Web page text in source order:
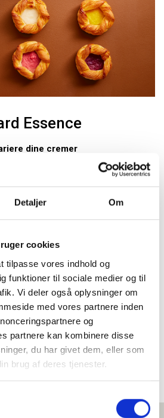
Detaljer Om
cookies
tilpasse vores indhold og
funktioner til sociale medier og til
Vi deler også oplysninger om
med vores partnere inden
og
partnere kan kombinere disse
du har givet dem, eller som
brug af deres tjenester.
Essence
dine cremer
at skabe et bredt udvalg af
præcis det udtryk, du ønsker.
og sæsonvariationer, som
i en travl hverdag
smag
både syrlige og søde væsker
smeltet chokolade,
og kundepræferencer
spild og praktisk opbevaring